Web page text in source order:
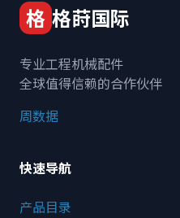
格 格莳国际
专业工程机械配件
全球值得信赖的合作伙伴
周数据
快速导航
产品目录